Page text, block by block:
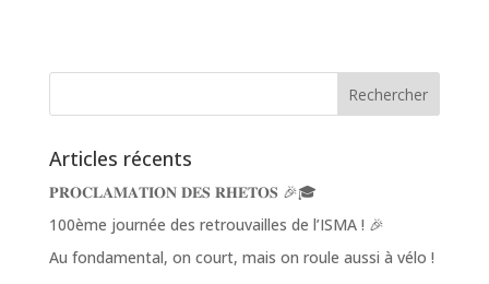
Articles récents
𝐏𝐑𝐎𝐂𝐋𝐀𝐌𝐀𝐓𝐈𝐎𝐍 𝐃𝐄𝐒 𝐑𝐇𝐄𝐓𝐎𝐒 🎉🎓
100ème journée des retrouvailles de l’ISMA ! 🎉
Au fondamental, on court, mais on roule aussi à vélo !